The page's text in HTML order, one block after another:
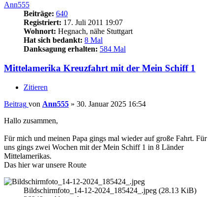
Ann555
Beiträge: 640
Registriert: 17. Juli 2011 19:07
Wohnort: Hegnach, nähe Stuttgart
Hat sich bedankt: 8 Mal
Danksagung erhalten: 584 Mal
Mittelamerika Kreuzfahrt mit der Mein Schiff 1
Zitieren
Beitrag von Ann555 » 30. Januar 2025 16:54
Hallo zusammen,
Für mich und meinen Papa gings mal wieder auf große Fahrt. Für
uns gings zwei Wochen mit der Mein Schiff 1 in 8 Länder
Mittelamerikas.
Das hier war unsere Route
Bildschirmfoto_14-12-2024_185424_.jpeg (28.13 KiB)